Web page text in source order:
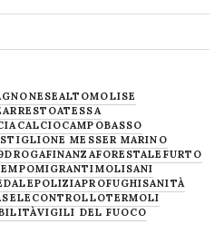
ALTOMOLISE
ARRESTOATESSA
CALCIOCAMPOBASSO
MESSER MARINO
DROGAFINANZAFORESTALE FURTO
MIGRANTIMOLISANI
POLIZIAPROFUGHISANITÀ
SELECONTROLLOTERMOLI
VIGILI DEL FUOCO